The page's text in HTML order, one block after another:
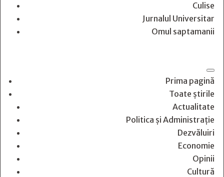
Culise
Jurnalul Universitar
Omul saptamanii
Prima pagină
Toate știrile
Actualitate
Politica și Administrație
Dezvăluiri
Economie
Opinii
Cultură